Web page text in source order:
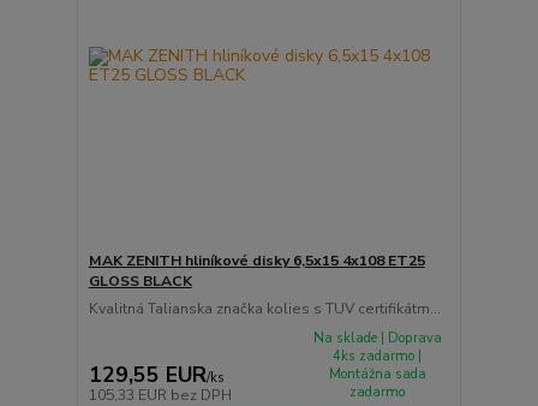
MAK ZENITH hliníkové disky 6,5x15 4x108 ET25
GLOSS BLACK
Kvalitná Talianska značka kolies s TUV certifikátm...
129,55 EUR/ks
105,33 EUR bez DPH
Na sklade | Doprava
4ks zadarmo |
Montážna sada
zadarmo